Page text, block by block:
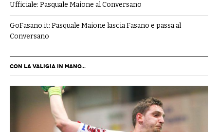
Ufficiale: Pasquale Maione al Conversano
GoFasano.it: Pasquale Maione lascia Fasano e passa al
Conversano
CON LA VALIGIA IN MANO...